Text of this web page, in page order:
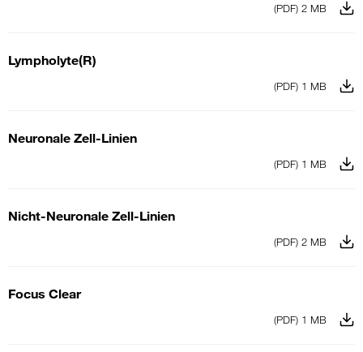
(PDF) 2 MB
Lympholyte(R)
(PDF) 1 MB
Neuronale Zell-Linien
(PDF) 1 MB
Nicht-Neuronale Zell-Linien
(PDF) 2 MB
Focus Clear
(PDF) 1 MB